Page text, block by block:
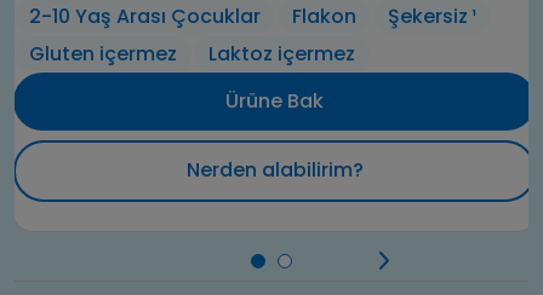
2-10 Yaş Arası Çocuklar Flakon
Şekersiz ¹
Gluten içermez
Laktoz içermez
Ürüne Bak
Nerden alabilirim?